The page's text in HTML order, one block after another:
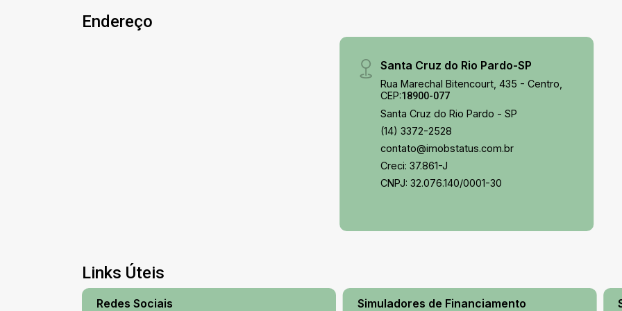
Endereço
Santa Cruz do Rio Pardo-SP
Rua Marechal Bitencourt, 435 - Centro,
CEP:18900-077
Santa Cruz do Rio Pardo - SP
(14) 3372-2528
contato@imobstatus.com.br
Creci: 37.861-J
CNPJ: 32.076.140/0001-30
Links Úteis
Redes Sociais Simuladores de Financiamento